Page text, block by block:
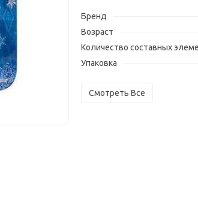
Бренд
Возраст
Количество составных
Упаковка
Смотреть Все